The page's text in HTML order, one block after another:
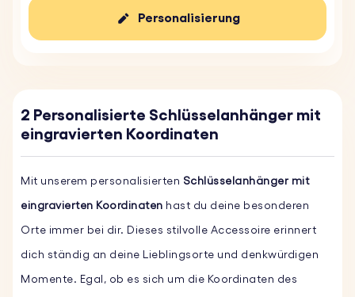
Personalisierung
2 Personalisierte Schlüsselanhänger mit
eingravierten Koordinaten
Mit unserem personalisierten Schlüsselanhänger mit
eingravierten Koordinaten hast du deine besonderen
Orte immer bei dir. Dieses stilvolle Accessoire erinnert
dich ständig an deine Lieblingsorte und denkwürdigen
Momente. Egal, ob es sich um die Koordinaten des